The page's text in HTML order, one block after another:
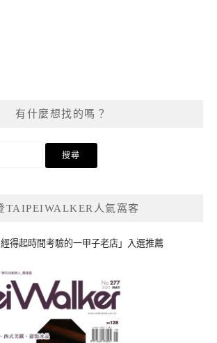
有什麼想找的嗎？
TAIPEIWALKER人氣窩客